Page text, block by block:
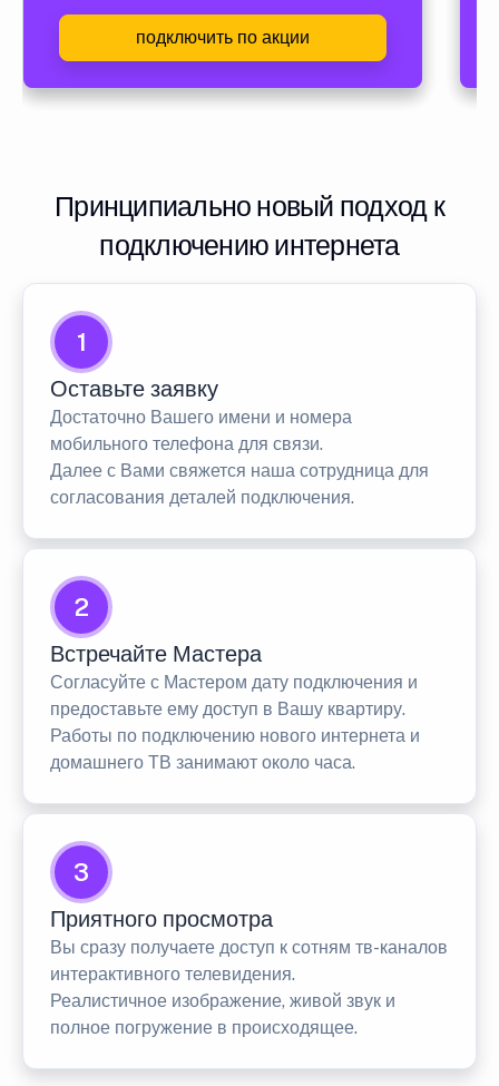
подключить по акции
Принципиально новый подход к
подключению интернета
1
Оставьте заявку
Достаточно Вашего имени и номера
мобильного телефона для связи.
Далее с Вами свяжется наша сотрудница для
согласования деталей подключения.
2
Встречайте Мастера
Согласуйте с Мастером дату подключения и
предоставьте ему доступ в Вашу квартиру.
Работы по подключению нового интернета и
домашнего ТВ занимают около часа.
3
Приятного просмотра
Вы сразу получаете доступ к сотням тв-каналов
интерактивного телевидения.
Реалистичное изображение, живой звук и
полное погружение в происходящее.